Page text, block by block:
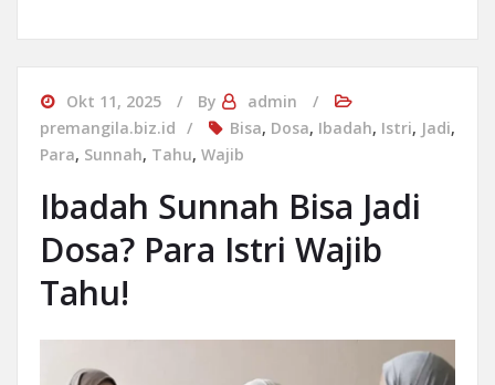
Okt 11, 2025 By
admin
premangila.biz.id
Bisa, Dosa, Ibadah, Istri, Jadi,
Para, Sunnah, Tahu, Wajib
Ibadah Sunnah Bisa Jadi
Dosa? Para Istri Wajib
Tahu!